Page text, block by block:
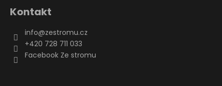
Kontakt
info@zestromu.cz
+420 728 711 033
Facebook Ze stromu